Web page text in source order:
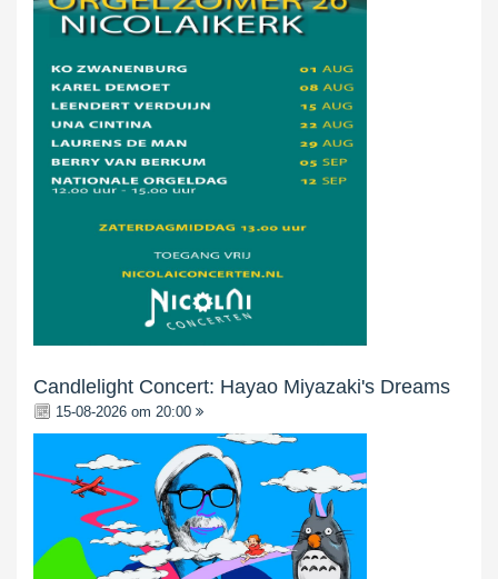
Candlelight Concert: Hayao Miyazaki's Dreams
15-08-2026 om 20:00